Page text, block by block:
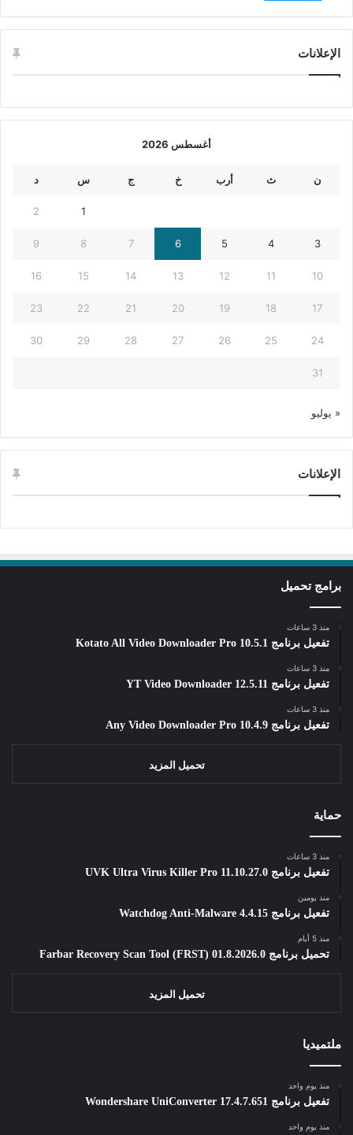
الإعلانات
أغسطس 2026
ن ث أرب خ ج س د
1
2
3
4
5
6
7
8
9
10
11
12
13
14
15
16
17
18
19
20
21
22
23
24
25
26
27
28
29
30
31
« يوليو
الإعلانات
برامج تحميل
منذ 3 ساعات
تفعيل برنامج Kotato All Video Downloader Pro 10.5.1
منذ 3 ساعات
تفعيل برنامج YT Video Downloader 12.5.11
منذ 3 ساعات
تفعيل برنامج Any Video Downloader Pro 10.4.9
تحميل المزيد
حماية
منذ 3 ساعات
تفعيل برنامج UVK Ultra Virus Killer Pro 11.10.27.0
منذ يومين
تفعيل برنامج Watchdog Anti-Malware 4.4.15
منذ 5 أيام
تحميل برنامج Farbar Recovery Scan Tool (FRST) 01.8.2026.0
تحميل المزيد
ملتميديا
منذ يوم واحد
تفعيل برنامج Wondershare UniConverter 17.4.7.651
منذ يوم واحد